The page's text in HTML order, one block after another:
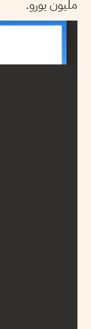
مليون يورو.